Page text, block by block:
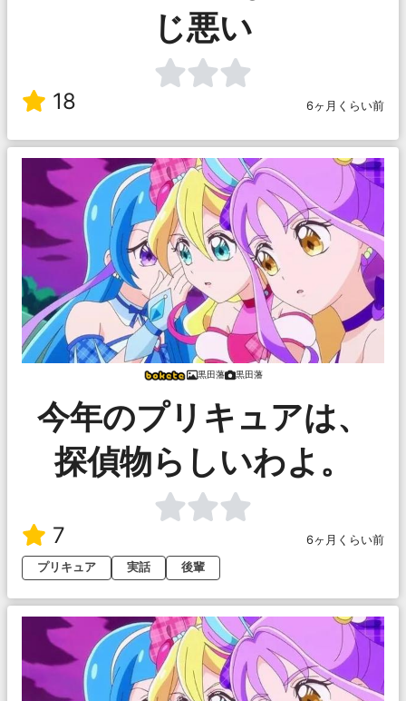
じ悪い
18 6ヶ月くらい前
黒田藩 黒田藩
今年のプリキュアは、
探偵物らしいわよ。
7
6ヶ月くらい前
プリキュア
実話 後輩